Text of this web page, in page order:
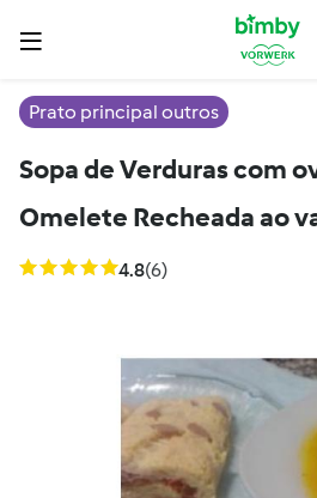
Prato principal outros
Sopa de Verduras com
Omelete Recheada ao
4.8(6)